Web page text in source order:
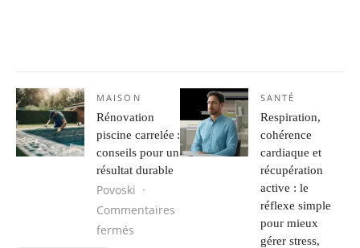
MAISON
Rénovation
piscine carrelée :
conseils pour un
résultat durable
Povoski
Commentaires
fermés sur Rénovation piscine carrelée :
SANTÉ
Respiration,
cohérence
cardiaque et
récupération
active : le
réflexe simple
pour mieux
gérer stress,